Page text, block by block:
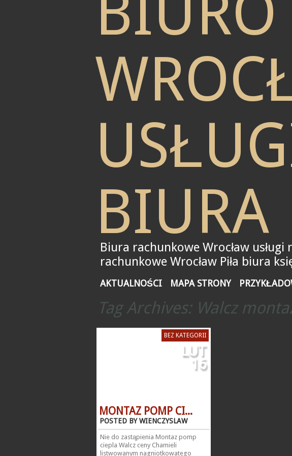
BIURA
Biura rachunkowe Wrocław
rachunkowe Wrocław Piła biura
AKTUALNOŚCI MAPA STRONY
Tag Archives: Walcz
BEZ KATEGORII
LUT
16
MONTAZ POMP CI...
POSTED BY WIENCZYSLAW
Nie do zastąpienia Montaz pomp
ciepla Walcz ceny Chamieli
listwowanym nagniotkowatego